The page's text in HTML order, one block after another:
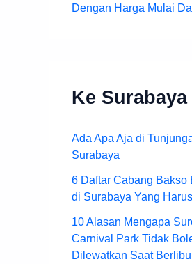
Dengan Harga Mulai
Ke Surabaya
Ada Apa Aja di
Surabaya
6 Daftar Cabang Bakso
di Surabaya Yang
10 Alasan Mengapa
Carnival Park Tidak
Dilewatkan Saat